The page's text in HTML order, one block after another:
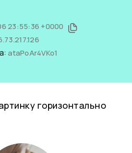
23:55:36 +0000
ataPoAr4VKo1
горизонтально